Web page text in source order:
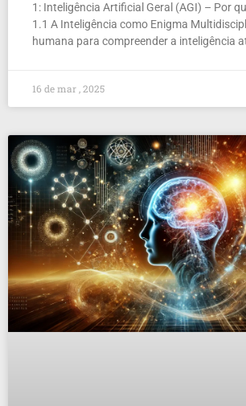
1: Inteligência Artificial Geral (AGI) – Por
1.1 A Inteligência como Enigma
humana para compreender a inteligência
16 de mar , 2025